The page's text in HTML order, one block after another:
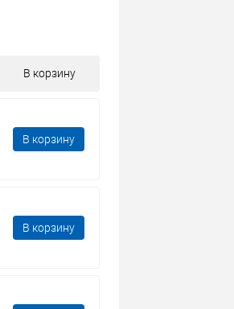
В корзину
В корзину
В корзину